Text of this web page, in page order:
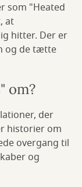
som "Heated
at
hitter. Der er
og de tætte
om?
der
historier om
overgang til
og